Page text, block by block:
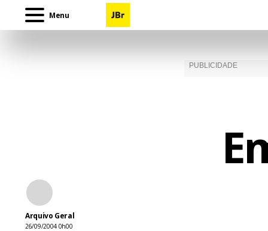
Menu
Arquivo Geral
26/09/2004 0h00